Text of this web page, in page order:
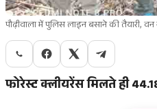
पौढ़ीवाला में पुलिस लाइन बसाने की तैयारी,
फोरेस्ट क्लीयरेंस मिलते ही